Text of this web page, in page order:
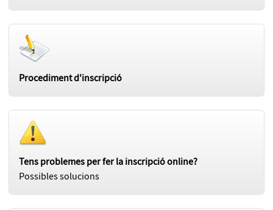
Procediment d'inscripció
Tens problemes per fer la inscripció online?
Possibles solucions